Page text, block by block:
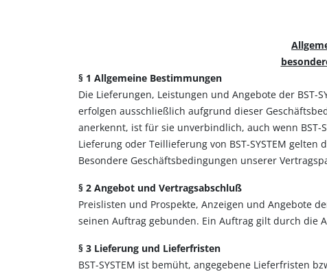
§ 1 Allgemeine Bestimmungen
Die Lieferungen, Leistungen und Angebote der BST-
erfolgen ausschließlich aufgrund dieser
anerkennt, ist für sie unverbindlich, auch wenn
Lieferung oder Teillieferung von BST-SYSTEM
Besondere Geschäftsbedingungen unserer
§ 2 Angebot und Vertragsabschluß
Preislisten und Prospekte, Anzeigen und Angebote
seinen Auftrag gebunden. Ein Auftrag gilt durch die
§ 3 Lieferung und Lieferfristen
BST-SYSTEM ist bemüht, angegebene Lieferfristen